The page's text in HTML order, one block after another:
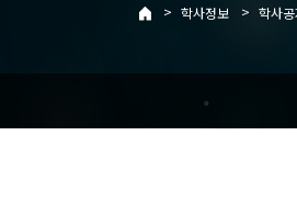
> 학사정보 > 학사공